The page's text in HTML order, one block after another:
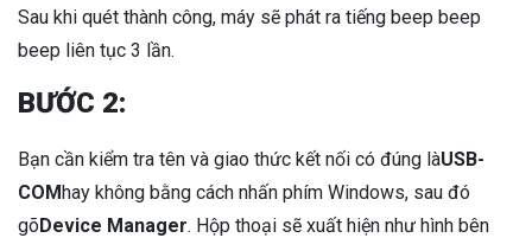
Sau khi quét thành công, máy sẽ phát ra tiếng beep beep
beep liên tục 3 lần.
BƯỚC 2:
Bạn cần kiểm tra tên và giao thức kết nối có đúng làUSB-
COMhay không bằng cách nhấn phím Windows, sau đó
gõDevice Manager. Hộp thoại sẽ xuất hiện như hình bên